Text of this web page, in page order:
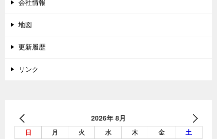
会社情報
地図
更新履歴
リンク
2026年 8月
日 月 火 水 木 金 土